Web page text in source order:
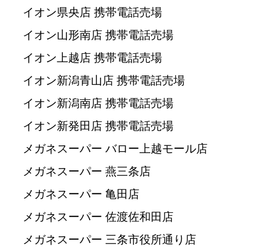
イオン県央店 携帯電話売場
イオン山形南店 携帯電話売場
イオン上越店 携帯電話売場
イオン新潟青山店 携帯電話売場
イオン新潟南店 携帯電話売場
イオン新発田店 携帯電話売場
メガネスーパー バロー上越モール店
メガネスーパー 燕三条店
メガネスーパー 亀田店
メガネスーパー 佐渡佐和田店
メガネスーパー 三条市役所通り店